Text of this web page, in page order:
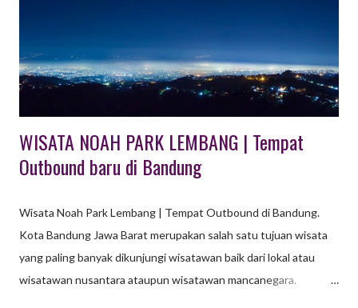
WISATA NOAH PARK LEMBANG | Tempat
Outbound baru di Bandung
Wisata Noah Park Lembang | Tempat Outbound di Bandung.
Kota Bandung Jawa Barat merupakan salah satu tujuan wisata
yang paling banyak dikunjungi wisatawan baik dari lokal atau
wisatawan nusantara ataupun wisatawan mancanegara.